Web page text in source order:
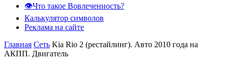
👁️Что такое Вовлеченность?
Калькулятор символов
Реклама на сайте
Главная Сеть Kia Rio 2 (рестайлинг). Авто 2010 года на
АКПП. Двигатель